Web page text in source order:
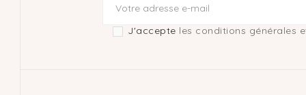
J'accepte les conditions générales